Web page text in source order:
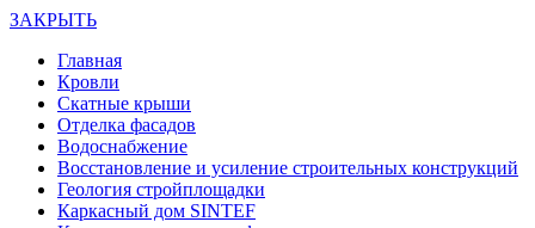
ЗАКРЫТЬ
Главная
Кровли
Скатные крыши
Отделка фасадов
Водоснабжение
Восстановление и усиление строительных конструкций
Геология стройплощадки
Каркасный дом SINTEF